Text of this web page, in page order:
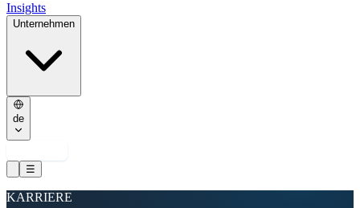
Insights
Unternehmen
de
☰
KARRIERE